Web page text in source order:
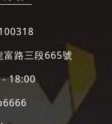
富路三段665號
- 18:00